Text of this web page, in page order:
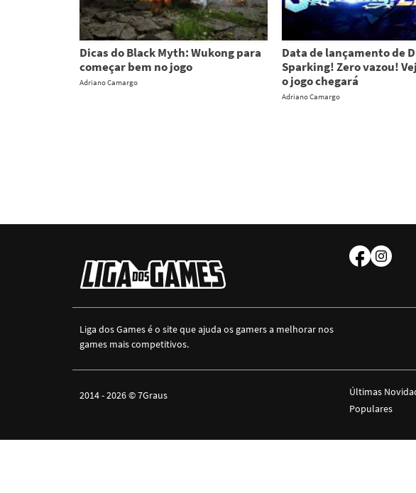
Dicas do Black Myth: Wukong para
começar bem no jogo
Adriano Camargo
Data de lançamento de
Sparking! Zero vazou!
o jogo chegará
Adriano Camargo
Liga dos Games é o site que ajuda os gamers a melhorar nos
games mais competitivos.
Últimas
Populares
2014 - 2026 ©7Graus